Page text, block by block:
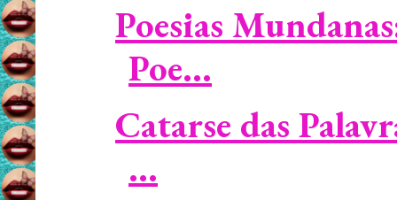
Poesias
Poe...
Catarse das
...